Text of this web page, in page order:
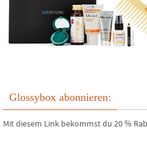
Glossybox abonnieren:
Mit diesem Link bekommst du 20 %